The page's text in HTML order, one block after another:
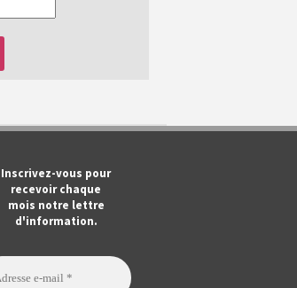
Inscrivez-vous pour
recevoir chaque
mois notre lettre
d'information.